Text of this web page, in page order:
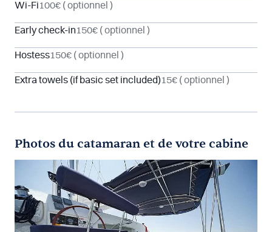
Wi-Fi100€ ( optionnel )
Early check-in150€ ( optionnel )
Hostess150€ ( optionnel )
Extra towels (if basic set included)15€ ( optionnel )
Photos du catamaran et de votre cabine